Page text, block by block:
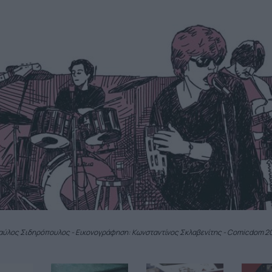
Σιδηρόπουλος - Εικονογράφηση: Κωνσταντίνος Σκλαβενίτης - Comicdom